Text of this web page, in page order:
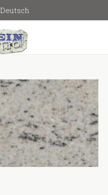
Deutsch